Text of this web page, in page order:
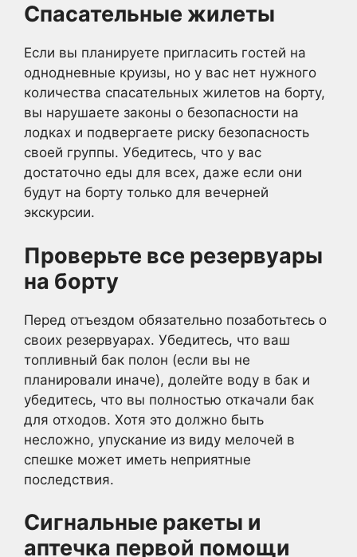
Спасательные жилеты
Если вы планируете пригласить гостей на
однодневные круизы, но у вас нет нужного
количества спасательных жилетов на борту,
вы нарушаете законы о безопасности на
лодках и подвергаете риску безопасность
своей группы. Убедитесь, что у вас
достаточно еды для всех, даже если они
будут на борту только для вечерней
экскурсии.
Проверьте все резервуары
на борту
Перед отъездом обязательно позаботьтесь о
своих резервуарах. Убедитесь, что ваш
топливный бак полон (если вы не
планировали иначе), долейте воду в бак и
убедитесь, что вы полностью откачали бак
для отходов. Хотя это должно быть
несложно, упускание из виду мелочей в
спешке может иметь неприятные
последствия.
Сигнальные ракеты и
аптечка первой помощи